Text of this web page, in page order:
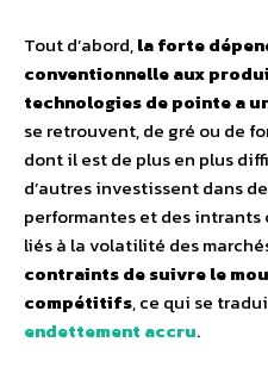
Tout d’abord,la forte
conventionnelle aux
technologies de pointe a
se retrouvent, de gré ou de
dont il est de plus en plus
d’autres investissent dans
performantes et des
liés à la volatilité des
contraints de suivre le
compétitifs, ce qui se
endettement accru.